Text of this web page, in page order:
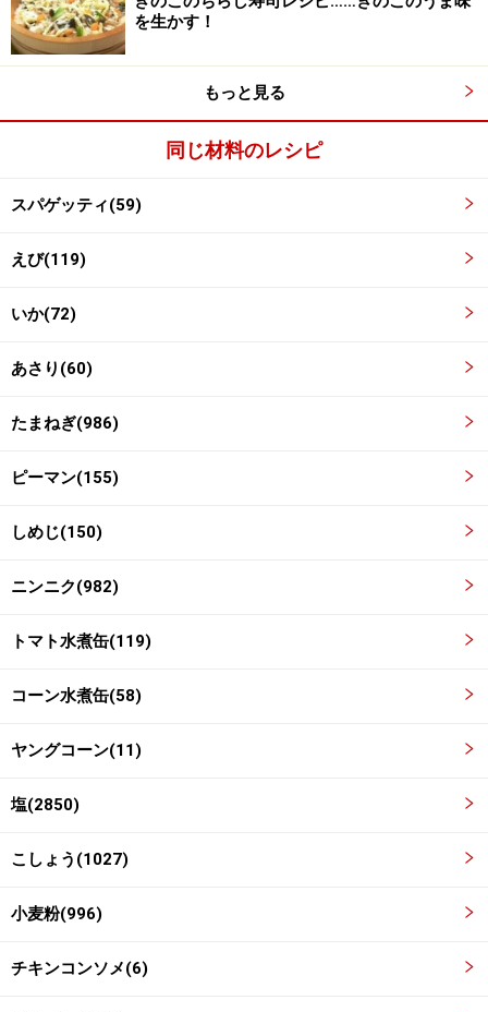
2
内釜の底にオリーブオイルとニンニクを入れる
内釜の底にオリーブオイルを入れ、ニンニクを散らす。
3
パスタを4cmに折り、他の材料と混ぜる
パスタを4cm位に折ってボウルに入れ、1で刻んだ野菜、
コーン、水煮トマト、塩（2つまみ）、コショウ、小麦
を生かす！
もっと見る
同じ材料のレシピ
スパゲッティ(59)
えび(119)
いか(72)
あさり(60)
たまねぎ(986)
ピーマン(155)
しめじ(150)
ニンニク(982)
トマト水煮缶(119)
コーン水煮缶(58)
ヤングコーン(11)
塩(2850)
こしょう(1027)
小麦粉(996)
チキンコンソメ(6)